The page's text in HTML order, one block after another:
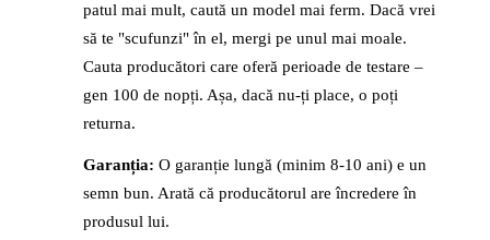
patul mai mult, caută un model mai ferm. Dacă vrei
să te "scufunzi" în el, mergi pe unul mai moale.
Cauta producători care oferă perioade de testare –
gen 100 de nopți. Așa, dacă nu-ți place, o poți
returna.
Garanția: O garanție lungă (minim 8-10 ani) e un
semn bun. Arată că producătorul are încredere în
produsul lui.